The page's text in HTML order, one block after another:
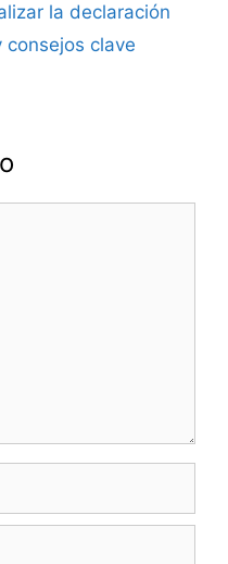
la declaración
consejos clave